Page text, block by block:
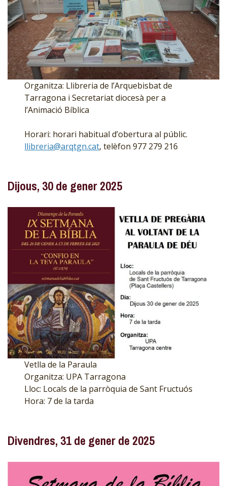
Organitza: Llibreria de l’Arquebisbat de
Tarragona i Secretariat diocesà per a
l’Animació Bíblica
Horari: horari habitual d’obertura al públic.
llibreria@arqtgn.cat, telèfon 977 279 216
Dijous, 30 de gener 2025
Vetlla de la Paraula
Organitza: UPA Tarragona
Lloc: Locals de la parròquia de Sant Fructuós
Hora: 7 de la tarda
Divendres, 31 de gener de 2025